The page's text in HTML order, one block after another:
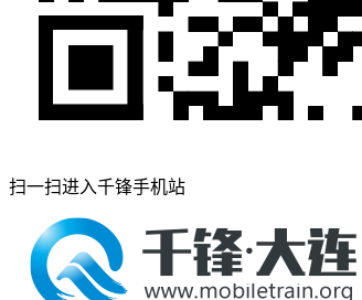
扫一扫进入千锋手机站